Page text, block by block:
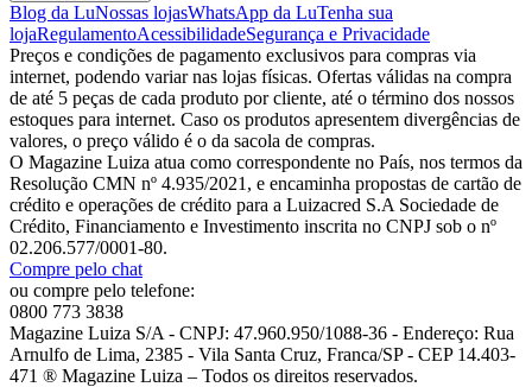
Blog da LuNossas lojasWhatsApp da LuTenha sua
lojaRegulamentoAcessibilidadeSegurança e Privacidade
Preços e condições de pagamento exclusivos para compras via
internet, podendo variar nas lojas físicas. Ofertas válidas na compra
de até 5 peças de cada produto por cliente, até o término dos nossos
estoques para internet. Caso os produtos apresentem divergências de
valores, o preço válido é o da sacola de compras.
O Magazine Luiza atua como correspondente no País, nos termos da
Resolução CMN nº 4.935/2021, e encaminha propostas de cartão de
crédito e operações de crédito para a Luizacred S.A Sociedade de
Crédito, Financiamento e Investimento inscrita no CNPJ sob o nº
02.206.577/0001-80.
Compre pelo chat
ou compre pelo telefone:
0800 773 3838
Magazine Luiza S/A - CNPJ: 47.960.950/1088-36 - Endereço: Rua
Arnulfo de Lima, 2385 - Vila Santa Cruz, Franca/SP - CEP 14.403-
471 ® Magazine Luiza – Todos os direitos reservados.